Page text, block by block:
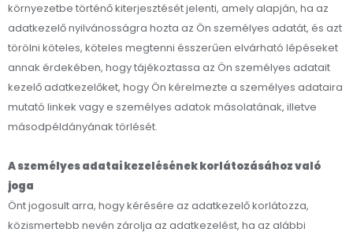
környezetbe történő kiterjesztését jelenti, amely alapján, ha az
adatkezelő nyilvánosságra hozta az Ön személyes adatát, és azt
törölni köteles, köteles megtenni ésszerűen elvárható lépéseket
annak érdekében, hogy tájékoztassa az Ön személyes adatait
kezelő adatkezelőket, hogy Ön kérelmezte a személyes adataira
mutató linkek vagy e személyes adatok másolatának, illetve
másodpéldányának törlését.
A személyes adatai kezelésének korlátozásához való
joga
Önt jogosult arra, hogy kérésére az adatkezelő korlátozza,
közismertebb nevén zárolja az adatkezelést, ha az alábbi